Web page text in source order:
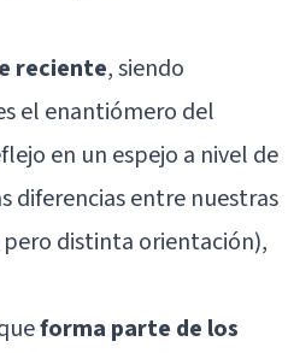
reciente, siendo
el enantiómero del
en un espejo a nivel de
diferencias entre nuestras
distinta orientación),
forma parte de los